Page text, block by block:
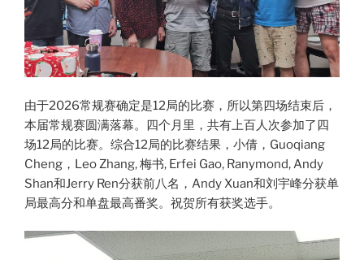
由于2026常规赛确定是12局的比赛，所以第四场结束后，
本届常规赛圆满落幕。四个月里，共有上百人次参加了四
场12局的比赛。综合12局的比赛结果，小倩，Guoqiang
Cheng，Leo Zhang, 梅书, Erfei Gao, Ranymond, Andy
Shan和Jerry Ren分获前八名，Andy Xuan和刘宇峰分获单
局最高分和单盘最高番奖。祝贺所有获奖选手。